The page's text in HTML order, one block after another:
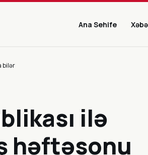
Ana Sehife
bilər
ilə
həftəsonu